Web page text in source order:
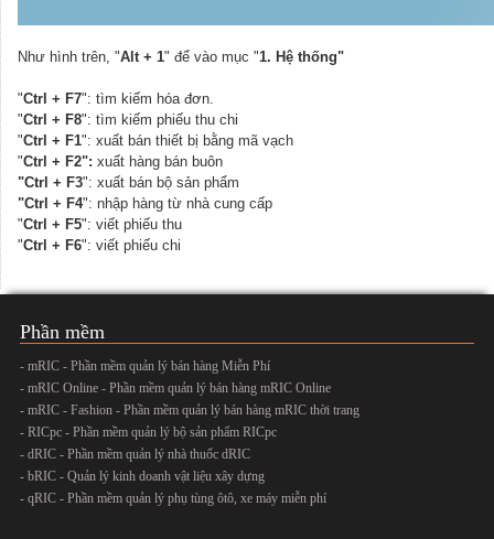
Như hình trên, "Alt + 1" để vào mục "1. Hệ thống"
"Ctrl + F7": tìm kiếm hóa đơn.
"Ctrl + F8": tìm kiếm phiếu thu chi
"Ctrl + F1": xuất bán thiết bị bằng mã vạch
"Ctrl + F2": xuất hàng bán buôn
"Ctrl + F3": xuất bán bộ sản phẩm
"Ctrl + F4": nhập hàng từ nhà cung cấp
"Ctrl + F5": viết phiếu thu
"Ctrl + F6": viết phiếu chi
Phần mềm
- mRIC - Phần mềm quản lý bán hàng Miễn Phí
- mRIC Online - Phần mềm quản lý bán hàng mRIC Online
- mRIC - Fashion - Phần mềm quản lý bán hàng mRIC thời trang
- RICpc - Phần mềm quản lý bộ sản phẩm RICpc
- dRIC - Phần mềm quản lý nhà thuốc dRIC
- bRIC - Quản lý kinh doanh vật liệu xây dựng
- qRIC - Phần mềm quản lý phụ tùng ôtô, xe máy miễn phí